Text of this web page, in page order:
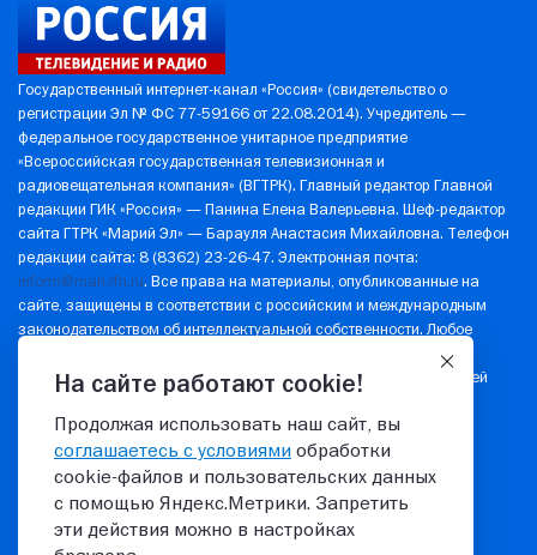
Государственный интернет-канал «Россия» (свидетельство о
регистрации Эл № ФС 77-59166 от 22.08.2014). Учредитель —
федеральное государственное унитарное предприятие
«Всероссийская государственная телевизионная и
радиовещательная компания» (ВГТРК). Главный редактор Главной
редакции ГИК «Россия» — Панина Елена Валерьевна. Шеф-редактор
сайта ГТРК «Марий Эл» — Барауля Анастасия Михайловна. Телефон
редакции сайта: 8 (8362) 23-26-47. Электронная почта:
inform@mari.rfn.ru. Все права на материалы, опубликованные на
сайте, защищены в соответствии с российским и международным
законодательством об интеллектуальной собственности. Любое
использование текстовых, фото-, аудио- и видеоматериалов
возможно только с согласия правообладателя (ВГТРК). Для детей
Политика в отношении обработки персональных данных
На сайте работают cookie!
Продолжая использовать наш сайт, вы
соглашаетесь с условиями обработки
cookie‑файлов и пользовательских данных
с помощью Яндекс.Метрики. Запретить
эти действия можно в настройках